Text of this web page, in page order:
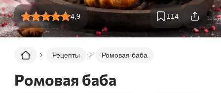
4,9 114
Рецепты Ромовая баба
Ромовая баба